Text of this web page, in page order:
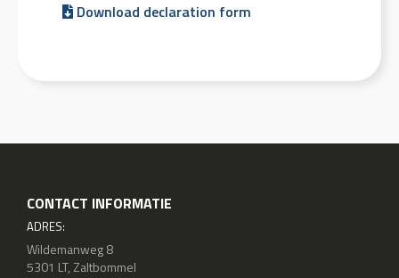
Download declaration form
CONTACT INFORMATIE
ADRES:
Wildemanweg 8
5301 LT, Zaltbommel